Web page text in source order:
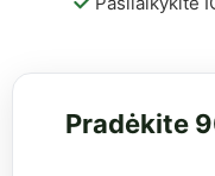
Pradėkite